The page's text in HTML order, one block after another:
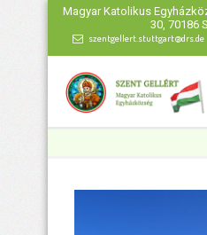
Magyar Katolikus
30, 70186
szentgellert.stuttgart@drs.de